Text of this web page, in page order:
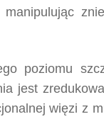
poziomu
jest
więzi z